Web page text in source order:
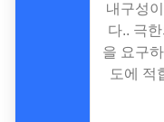
내구성
다.. 극
을 요구
도에 적